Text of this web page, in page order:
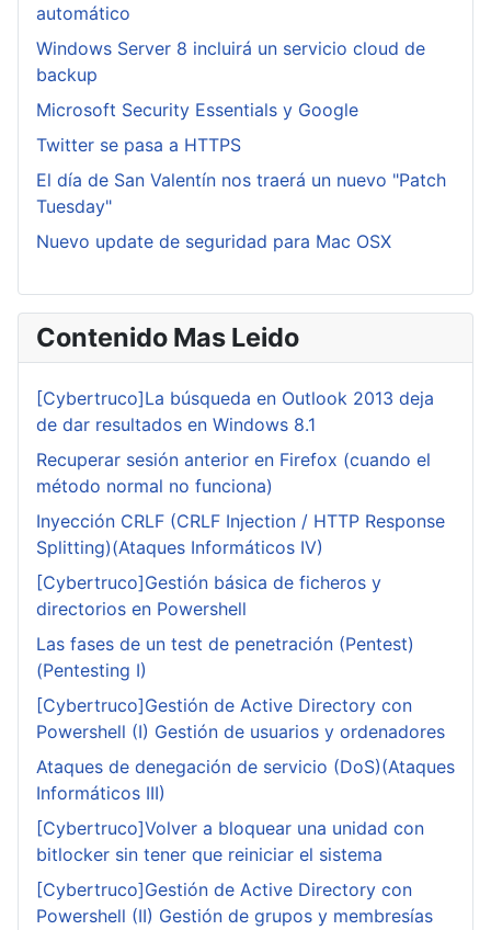
automático
Windows Server 8 incluirá un servicio cloud de
backup
Microsoft Security Essentials y Google
Twitter se pasa a HTTPS
El día de San Valentín nos traerá un nuevo "Patch
Tuesday"
Nuevo update de seguridad para Mac OSX
Contenido Mas Leido
[Cybertruco]La búsqueda en Outlook 2013 deja
de dar resultados en Windows 8.1
Recuperar sesión anterior en Firefox (cuando el
método normal no funciona)
Inyección CRLF (CRLF Injection / HTTP Response
Splitting)(Ataques Informáticos IV)
[Cybertruco]Gestión básica de ficheros y
directorios en Powershell
Las fases de un test de penetración (Pentest)
(Pentesting I)
[Cybertruco]Gestión de Active Directory con
Powershell (I) Gestión de usuarios y ordenadores
Ataques de denegación de servicio (DoS)(Ataques
Informáticos III)
[Cybertruco]Volver a bloquear una unidad con
bitlocker sin tener que reiniciar el sistema
[Cybertruco]Gestión de Active Directory con
Powershell (II) Gestión de grupos y membresías